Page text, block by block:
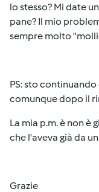
lo stesso? Mi date
pane? Il mio
sempre molto
PS: sto
comunque dopo il
La mia p.m. è non è
che l'aveva già da
Grazie